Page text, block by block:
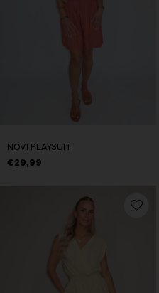
NOVI PLAYSUIT
€29,99